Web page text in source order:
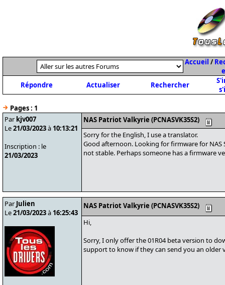
Accueil /
Répondre
Actualiser Rechercher
Pages : 1
Par kjv007
Le21/03/2023à 10:13:21
Inscription : le
21/03/2023
NAS Patriot Valkyrie (PCNASVK35S2)
Sorry for the English, I use a translator.
Good afternoon. Looking for firmware for NAS
not stable. Perhaps someone has a firmware
Par Julien
Le21/03/2023à 16:25:43
NAS Patriot Valkyrie (PCNASVK35S2)
Hi,
Sorry, I only offer the 01R04 beta version to
support to know if they can send you an older